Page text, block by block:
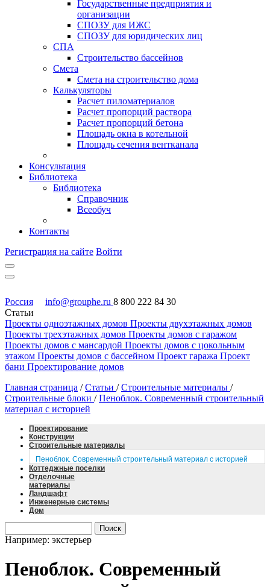
Государственные предприятия и
организации
СПОЗУ для ИЖС
СПОЗУ для юридических лиц
СПА
Строительство бассейнов
Смета
Смета на строительство дома
Калькуляторы
Расчет пиломатериалов
Расчет пропорций раствора
Расчет пропорций бетона
Площадь окна в котельной
Площадь сечения вентканала
Консультация
Библиотека
Библиотека
Справочник
Всеобуч
Контакты
Регистрация на сайте Войти
Россия info@grouphe.ru 8 800 222 84 30
Статьи
Проекты одноэтажных домов Проекты двухэтажных домов
Проекты трехэтажных домов Проекты домов с гаражом
Проекты домов с мансардой Проекты домов с цокольным
этажом Проекты домов с бассейном Проект гаража Проект
бани Проектирование домов
Главная страница / Статьи / Строительные материалы /
Строительные блоки / Пеноблок. Современный строительный
материал с историей
Проектирование
Конструкции
Строительные материалы
Пеноблок. Современный строительный материал с историей
Коттеджные поселки
Отделочные
материалы
Ландшафт
Инженерные системы
Дом
Например: экстерьер
Пеноблок. Современный